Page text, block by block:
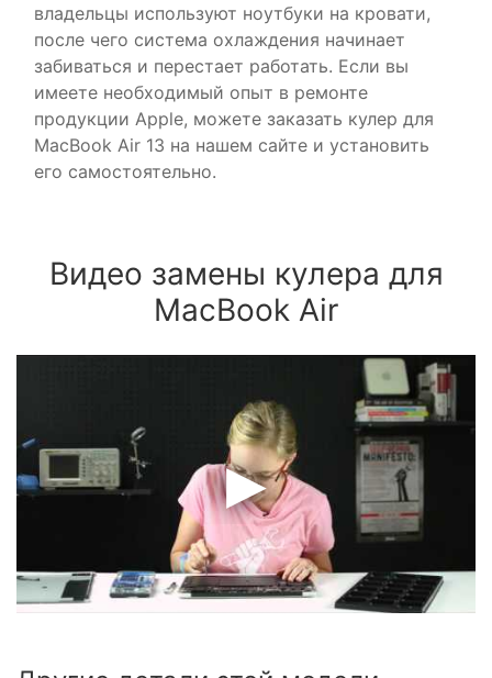
владельцы используют ноутбуки на кровати,
после чего система охлаждения начинает
забиваться и перестает работать. Если вы
имеете необходимый опыт в ремонте
продукции Apple, можете заказать кулер для
MacBook Air 13 на нашем сайте и установить
его самостоятельно.
Видео замены кулера для
MacBook Air